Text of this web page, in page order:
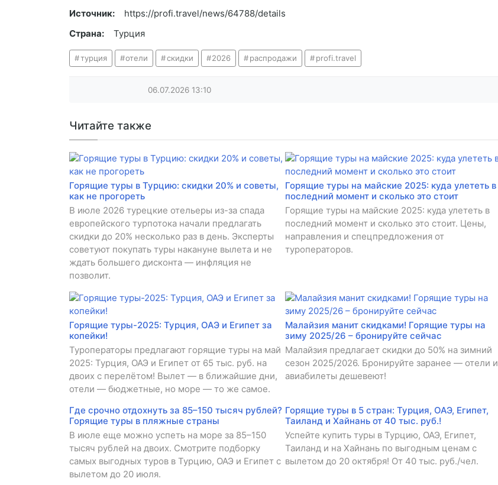
Источник:
https://profi.travel/news/64788/details
Страна:
Турция
турция отели скидки 2026 распродажи profi.travel
06.07.2026 13:10
Читайте также
Горящие туры в Турцию: скидки 20% и советы,
как не прогореть
В июле 2026 турецкие отельеры из-за спада
европейского турпотока начали предлагать
скидки до 20% несколько раз в день. Эксперты
советуют покупать туры накануне вылета и не
ждать большего дисконта — инфляция не
позволит.
Горящие туры на майские 2025: куда улететь в
последний момент и сколько это стоит
Горящие туры на майские 2025: куда улететь в
последний момент и сколько это стоит. Цены,
направления и спецпредложения от
туроператоров.
Горящие туры-2025: Турция, ОАЭ и Египет за
копейки!
Туроператоры предлагают горящие туры на май
2025: Турция, ОАЭ и Египет от 65 тыс. руб. на
двоих с перелётом! Вылет — в ближайшие дни,
отели — бюджетные, но море — то же самое.
Малайзия манит скидками! Горящие туры на
зиму 2025/26 – бронируйте сейчас
Малайзия предлагает скидки до 50% на зимний
сезон 2025/2026. Бронируйте заранее — отели и
авиабилеты дешевеют!
Где срочно отдохнуть за 85–150 тысяч рублей?
Горящие туры в пляжные страны
В июле еще можно успеть на море за 85–150
тысяч рублей на двоих. Смотрите подборку
самых выгодных туров в Турцию, ОАЭ и Египет с
вылетом до 20 июля.
Горящие туры в 5 стран: Турция, ОАЭ, Египет,
Таиланд и Хайнань от 40 тыс. руб.!
Успейте купить туры в Турцию, ОАЭ, Египет,
Таиланд и на Хайнань по выгодным ценам с
вылетом до 20 октября! От 40 тыс. руб./чел.